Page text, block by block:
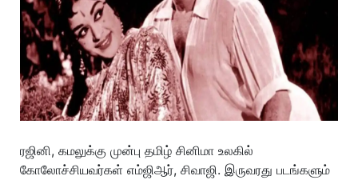
ரஜினி, கமலுக்கு முன்பு தமிழ் சினிமா உலகில்
கோலோச்சியவர்கள் எம்ஜிஆர், சிவாஜி. இருவரது படங்களும்